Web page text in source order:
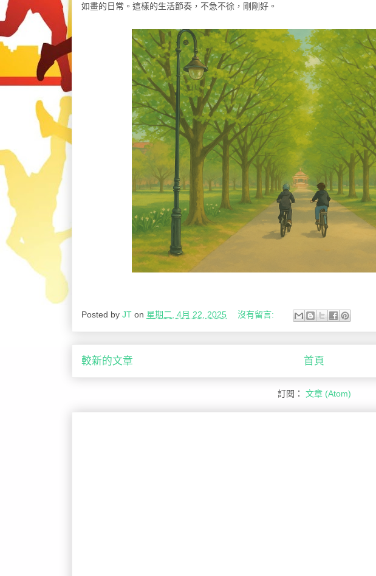
如畫的日常。這樣的生活節奏，不急不徐，剛剛好。
Posted by JT on 星期二, 4月 22, 2025 沒有留言:
較新的文章 首頁
訂閱： 文章 (Atom)